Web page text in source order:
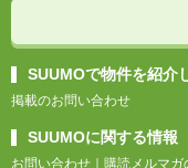
SUUMOで物件を紹介
掲載のお問い合わせ
SUUMOに関する情報
お問い合わせ 購読メルマガ